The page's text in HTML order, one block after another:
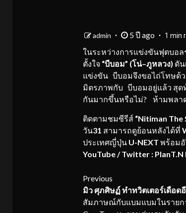
admin 5 ปี ago 1 min
ในระหว่างการแข่งขันฟุตบอ
ตั้งใจ “บีบอม” (โน่–ภูหลวง) ดั
แข่งขัน บีบอมจึงขอไถ่โทษด้ว
มิตรภาพกับ บีบอมอยู่แล้ว สุด
กันมากขึ้นหรือไม่? ห้ามพลา
ติดตามชมซีรีส์ “Nitiman The
วัน31 สามารถดูย้อนหลังได้ที่
ประเทศญี่ปุ่นU-NEXT พร้อม
YouTube / Twitter : PlanT.N
Continue
Reading
Previous
มิว ศุภศิษฏ์ทำทวิตเตอร์เดือด
สัมภาษณ์กับแบมแบมในรายกา